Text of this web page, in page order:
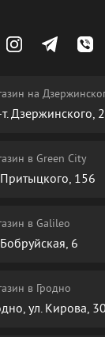
на
Дзержинского,
в Green City
Притыцкого, 156
в Galileo
6
в Гродно
ул. Кирова, 30